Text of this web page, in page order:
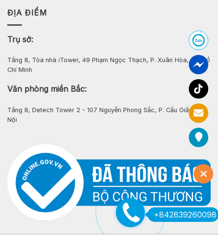
ĐỊA ĐIỂM
Trụ sở:
Tầng 8, Tòa nhà iTower, 49 Phạm Ngọc Thạch, P. Xuân Hòa, Tp. Hồ
Chí Minh
Văn phòng miền Bắc:
Tầng 8, Detech Tower 2 - 107 Nguyễn Phong Sắc, P. Cầu Giấy, Hà
Nội
+842839260098